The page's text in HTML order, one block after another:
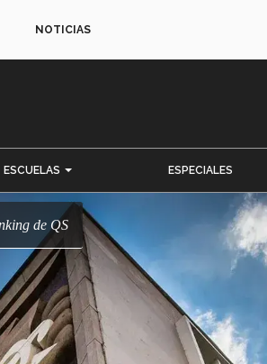
NOTICIAS
ESCUELAS ESPECIALES
de QS